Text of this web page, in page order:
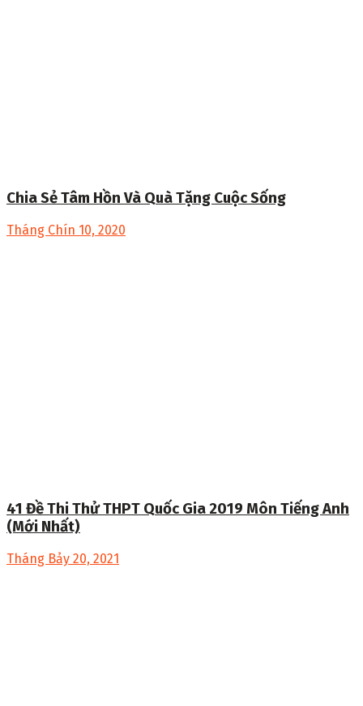
Chia Sẻ Tâm Hồn Và Quà Tặng Cuộc Sống
Tháng Chín 10, 2020
41 Đề Thi Thử THPT Quốc Gia 2019 Môn Tiếng Anh
(Mới Nhất)
Tháng Bảy 20, 2021